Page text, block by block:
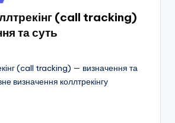
(call tracking)
та суть
(call tracking) — визначення та
визначення коллтрекінгу